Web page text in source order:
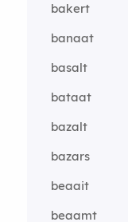
bakert
banaat
basalt
bataat
bazalt
bazars
beaait
beaamt